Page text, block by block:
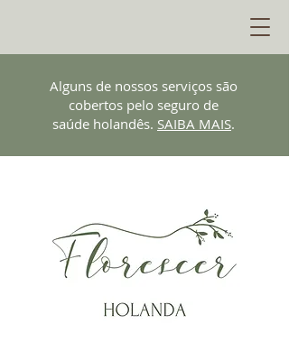
Alguns de nossos serviços são
cobertos pelo seguro de
saúde holandês. SAIBA MAIS.